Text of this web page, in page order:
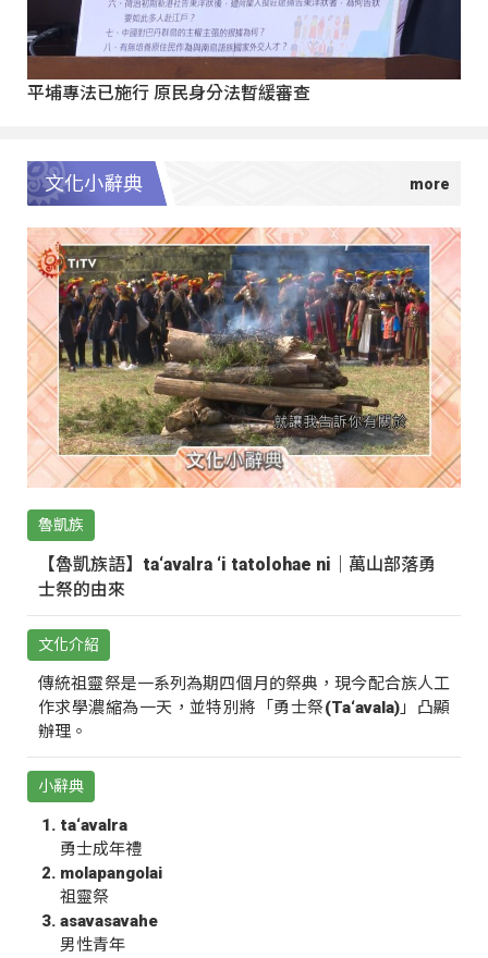
平埔專法已施行 原民身分法暫緩審查
文化小辭典
魯凱族
【魯凱族語】ta‘avalra ‘i tatolohae ni｜萬山部落勇
士祭的由來
文化介紹
傳統祖靈祭是一系列為期四個月的祭典，現今配合族人工
作求學濃縮為一天，並特別將「勇士祭(Ta‘avala)」凸顯
辦理。
小辭典
ta‘avalra
勇士成年禮
molapangolai
祖靈祭
asavasavahe
男性青年